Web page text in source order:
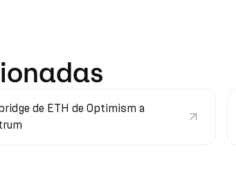
de ETH de Optimism a